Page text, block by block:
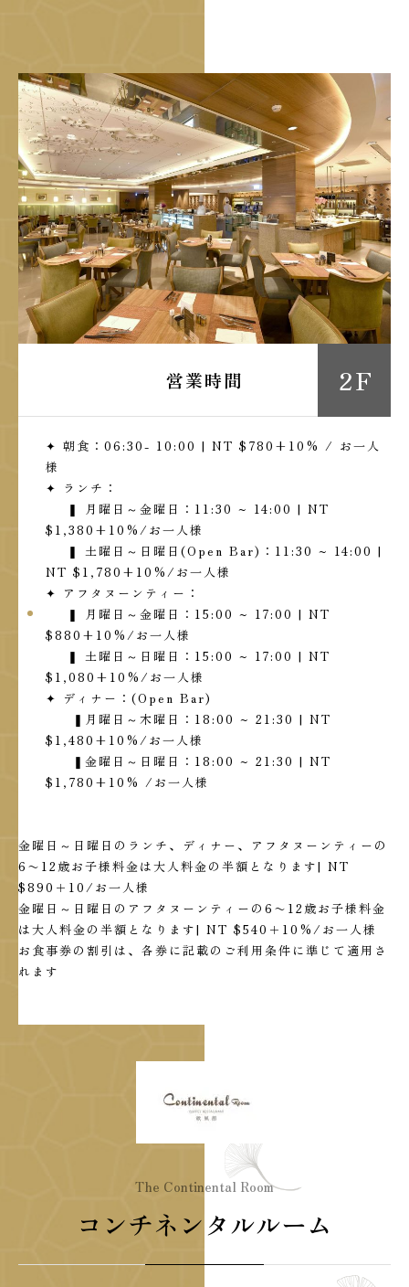
営業時間
✦ 朝食：06:30- 10:00 | NT $780+10% / お一人
様
✦ ランチ：
❚ 月曜日～金曜日：11:30 ~ 14:00 | NT
$1,380+10%/お一人様
❚ 土曜日～日曜日(Open Bar)：11:30 ~ 14:00 |
NT $1,780+10%/お一人様
✦ アフタヌーンティー：
❚ 月曜日～金曜日：15:00 ~ 17:00 | NT
$880+10%/お一人様
❚ 土曜日～日曜日：15:00 ~ 17:00 | NT
$1,080+10%/お一人様
✦ ディナー：(Open Bar)
❚月曜日～木曜日：18:00 ~ 21:30 | NT
$1,480+10%/お一人様
❚金曜日～日曜日：18:00 ~ 21:30 | NT
$1,780+10% /お一人様
金曜日～日曜日のランチ、ディナー、アフタヌーンティーの
6〜12歳お子様料金は大人料金の半額となります| NT
$890＋10/お一人様
金曜日～日曜日のアフタヌーンティーの6〜12歳お子様料金
は大人料金の半額となります| NT $540＋10%/お一人様
お食事券の割引は、各券に記載のご利用条件に準じて適用さ
れます
2 F
The Continental Room
コンチネンタルルーム